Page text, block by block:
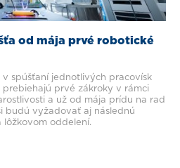
od mája prvé robotické
v spúšťaní jednotlivých pracovísk
prvé zákroky v rámci
a už od mája prídu na rad
budú vyžadovať aj následnú
lôžkovom oddelení.